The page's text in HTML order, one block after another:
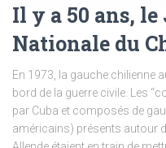
Il y a 50 ans,
Nationale du
En 1973, la gauche chilienne
bord de la guerre civile. Les
par Cuba et composés de
américains) présents autour